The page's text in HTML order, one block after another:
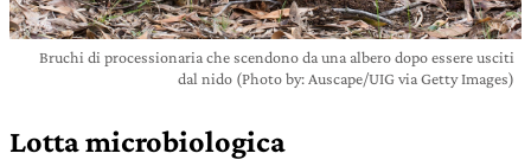
Bruchi di processionaria che scendono da una albero dopo essere usciti
dal nido (Photo by: Auscape/UIG via Getty Images)
Lotta microbiologica